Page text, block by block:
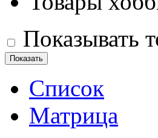
Показывать
Список
Матрица